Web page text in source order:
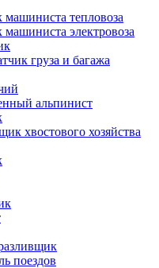
тепловоза
электровоза
груза и багажа
альпинист
хвостового хозяйства
поездов